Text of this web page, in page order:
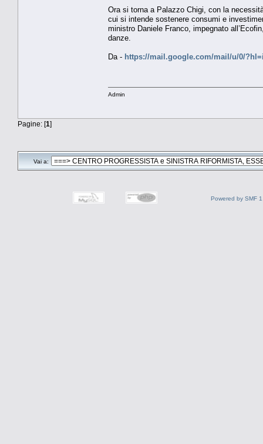
Ora si torna a Palazzo Chigi, con la
cui si intende sostenere consumi e
ministro Daniele Franco, impegnato
danze.
Da - https://mail.google.com/mail/u/0/
Admin
Pagine: [1]
Vai a:
Powered by SMF